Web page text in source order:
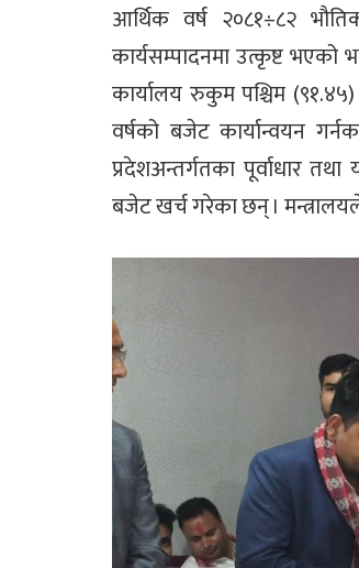
आर्थिक वर्ष २०८१÷८२
कार्यसम्पादनमा उत्कृष्ट भएको
कार्यालय रुकुम पश्चिम
वर्षको बजेट कार्यान्वयन
प्रदेशअन्तर्गतका पूर्वाधार
बजेट खर्च गरेका छन् ।